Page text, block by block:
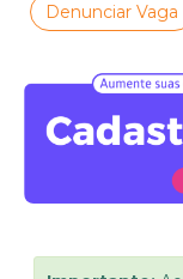
Denunciar Vaga